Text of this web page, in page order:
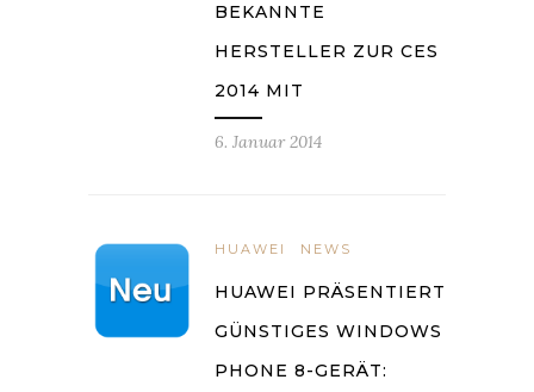
BEKANNTE
HERSTELLER ZUR CES
2014 MIT
6. Januar 2014
HUAWEI NEWS
HUAWEI PRÄSENTIERT
GÜNSTIGES WINDOWS
PHONE 8-GERÄT: